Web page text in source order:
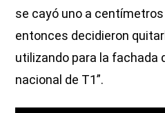
se cayó uno a
entonces decidieron
utilizando para la fachada
nacional de T1”.